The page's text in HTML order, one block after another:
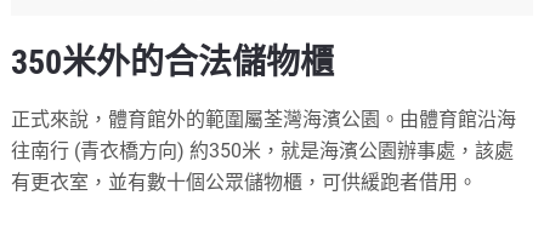
350米外的合法儲物櫃
正式來說，體育館外的範圍屬荃灣海濱公園。由體育館沿海
往南行 (青衣橋方向) 約350米，就是海濱公園辦事處，該處
有更衣室，並有數十個公眾儲物櫃，可供緩跑者借用。